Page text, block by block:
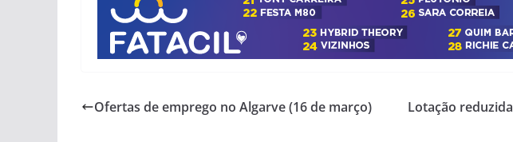
Ofertas de emprego no Algarve (16 de março)
Lotação